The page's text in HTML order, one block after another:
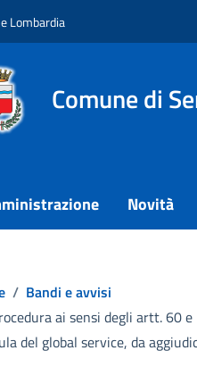
Lombardia
Comune di
Novità
/ Bandi e avvisi
ai sensi degli artt. 60
del global service, da